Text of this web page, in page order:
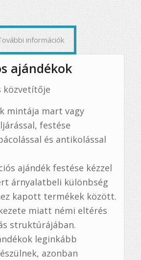
információk
ajándékok
közvetítője
mintája mart vagy
festése
és antikolással
ajándék festése kézzel
árnyalatbeli különbség
kapott termékek között.
miatt némi eltérés
struktúrájában.
leginkább
azonban